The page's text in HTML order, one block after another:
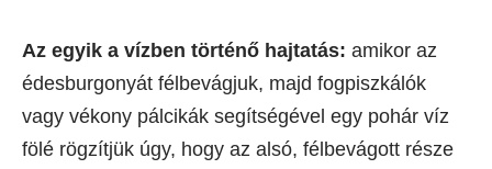
Az egyik a vízben történő hajtatás: amikor az
édesburgonyát félbevágjuk, majd fogpiszkálók
vagy vékony pálcikák segítségével egy pohár víz
fölé rögzítjük úgy, hogy az alsó, félbevágott része